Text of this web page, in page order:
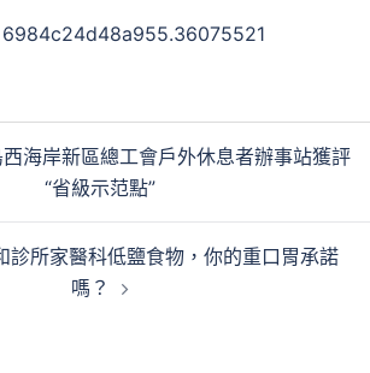
海岸新區總工會戶外休息者辦事站獲評
“省級示范點”
診所家醫科低鹽食物，你的重口胃承諾
嗎？